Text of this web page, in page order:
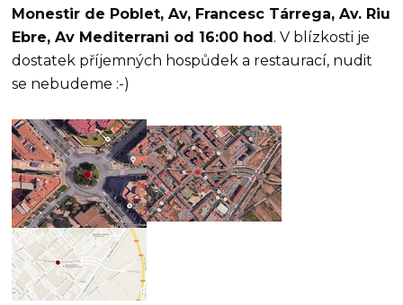
Monestir de Poblet, Av, Francesc Tárrega, Av. Riu
Ebre, Av Mediterrani od 16:00 hod. V blízkosti je
dostatek příjemných hospůdek a restaurací, nudit
se nebudeme :-)